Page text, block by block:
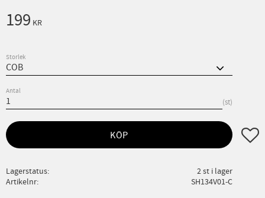
199 KR
Storlek
Antal
st
KÖP Lägg
Lagerstatus
2 st i lager
Artikelnr
SH134V01-C